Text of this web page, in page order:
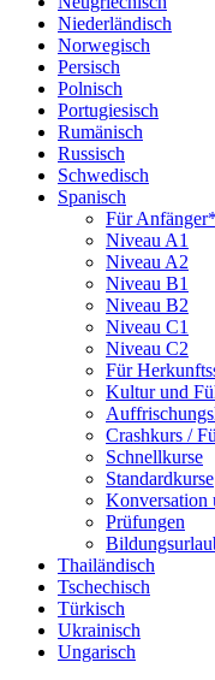
Niederländisch
Norwegisch
Persisch
Polnisch
Portugiesisch
Rumänisch
Russisch
Schwedisch
Spanisch
Für
Niveau A1
Niveau A2
Niveau B1
Niveau B2
Niveau C1
Niveau C2
Für
Kultur und
Crashkurs /
Schnellkurse
Standardkurse
Konversation
Prüfungen
Thailändisch
Tschechisch
Türkisch
Ukrainisch
Ungarisch